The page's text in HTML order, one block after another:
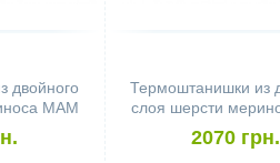
двойного
MAM
S,
Термоштанишки из
слоя шерсти
Manymonths
малиновые)
2070 грн.